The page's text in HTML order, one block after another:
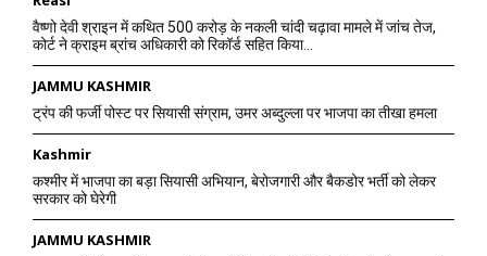
वैष्णो देवी श्राइन में कथित 500 करोड़ के नकली चांदी चढ़ावा मामले में जांच तेज,
कोर्ट ने क्राइम ब्रांच अधिकारी को रिकॉर्ड सहित किया...
JAMMU KASHMIR
ट्रंप की फर्जी पोस्ट पर सियासी संग्राम, उमर अब्दुल्ला पर भाजपा का तीखा हमला
Kashmir
कश्मीर में भाजपा का बड़ा सियासी अभियान, बेरोजगारी और बैकडोर भर्ती को लेकर
सरकार को घेरेगी
JAMMU KASHMIR